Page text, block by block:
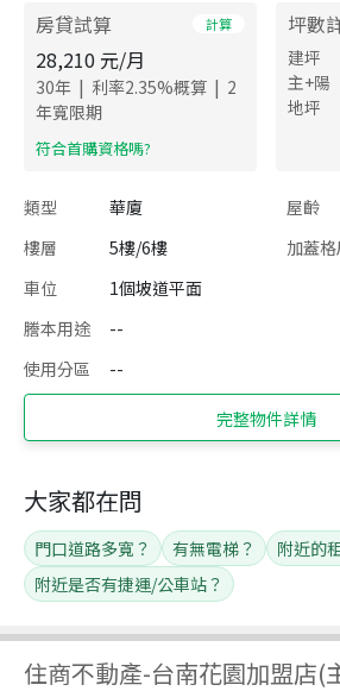
房貸試算 計算
28,210 元/月
30年 | 利率2.35%概算 | 2
年寬限期
​符合首購資格嗎?
坪數
建坪
主+陽
地坪
類型 華廈 屋齡
樓層
5樓/6樓 加蓋格
車位
1個坡道平面
謄本用途
--
使用分區
--
完整物件詳情
住商不動產-台南花園加盟店(
大家都在問
門口道路多寬？ 有無電梯？
附近的
附近是否有捷運/公車站？